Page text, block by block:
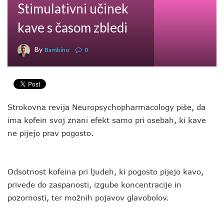
Stimulativni učinek
kave s časom zbledi
By Bambino 0
Strokovna revija Neuropsychopharmacology piše, da
ima kofein svoj znani efekt samo pri osebah, ki kave
ne pijejo prav pogosto.
Odsotnost kofeina pri ljudeh, ki pogosto pijejo kavo,
privede do zaspanosti, izgube koncentracije in
pozornosti, ter možnih pojavov glavobolov.